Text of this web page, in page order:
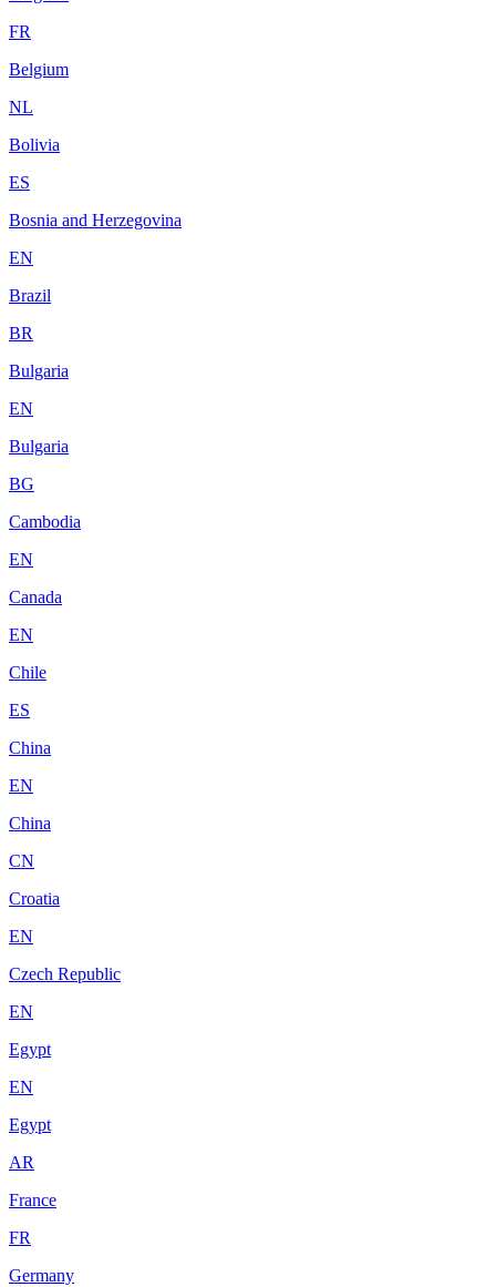
FR
Belgium
NL
Bolivia
ES
Bosnia and Herzegovina
EN
Brazil
BR
Bulgaria
EN
Bulgaria
BG
Cambodia
EN
Canada
EN
Chile
ES
China
EN
China
CN
Croatia
EN
Czech Republic
EN
Egypt
EN
Egypt
AR
France
FR
Germany